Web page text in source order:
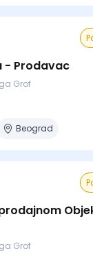
- Prodavac
Grof
Beograd
Grof